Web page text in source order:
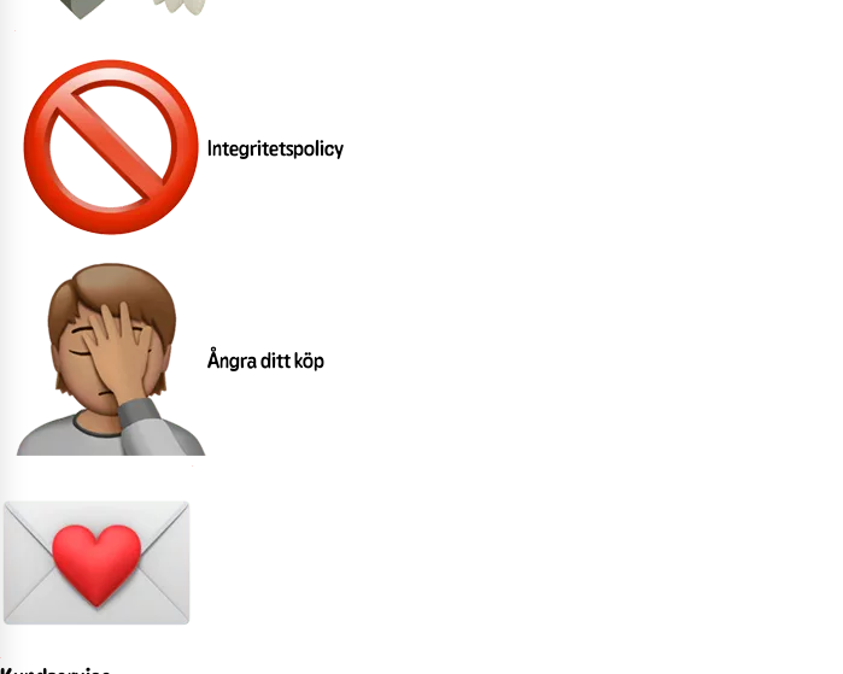
Integritetspolicy
Ångra ditt köp